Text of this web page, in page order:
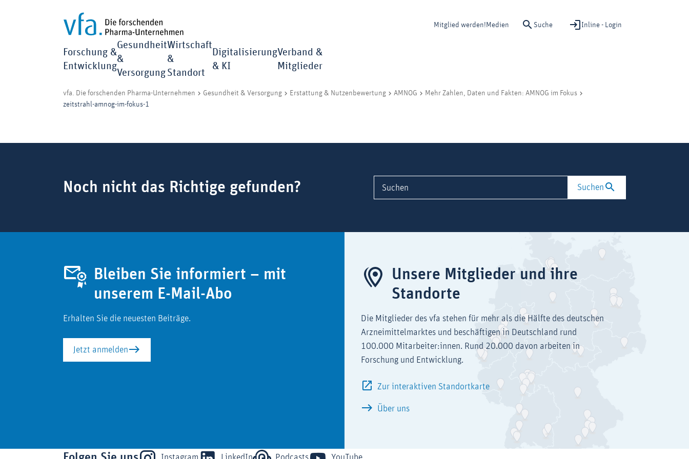
Mitglied werden! Medien Suche Inline - Login
Forschung &
Entwicklung
Gesundheit
&
Versorgung
Wirtschaft
&
Standort
Digitalisierung
& KI
Verband &
Mitglieder
vfa. Die forschenden Pharma-Unternehmen Gesundheit & Versorgung Erstattung & Nutzenbewertung AMNOG
Mehr Zahlen, Daten und Fakten: AMNOG im Fokus
zeitstrahl-amnog-im-fokus-1
Noch nicht das Richtige gefunden? Suchen Suchen
Bleiben Sie informiert – mit
unserem E-Mail-Abo
Erhalten Sie die neuesten Beiträge.
Jetzt anmelden
Unsere Mitglieder und ihre
Standorte
Die Mitglieder des vfa stehen für mehr als die Hälfte des deutschen
Arzneimittelmarktes und beschäftigen in Deutschland rund
100.000 Mitarbeiter:innen. Rund 20.000 davon arbeiten in
Forschung und Entwicklung.
Zur interaktiven Standortkarte
Über uns